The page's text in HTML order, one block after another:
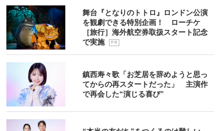
舞台『となりのトトロ』ロンドン公演
を観劇できる特別企画！ ローチケ
［旅行］海外航空券取扱スタート記念
で実施
P R
鎮西寿々歌「お芝居を辞めようと思っ
てからの再スタートだった」 主演作
で再会した“演じる喜び”